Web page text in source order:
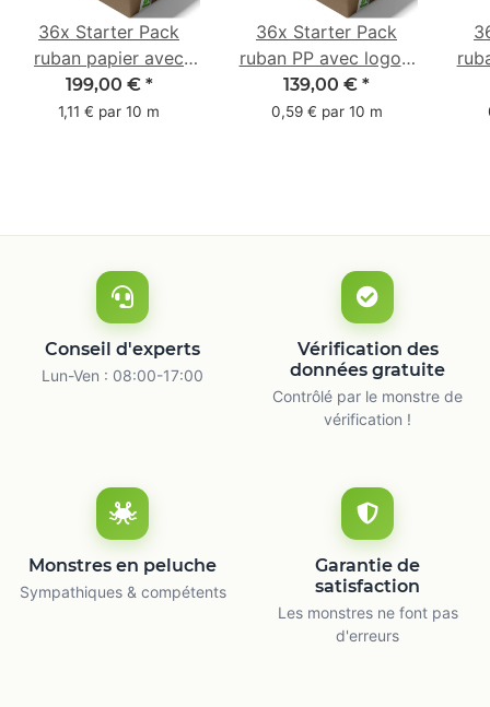
36x Starter Pack
ruban papier avec
logo - 1 couleur - 50
mm x 50 m -
199,00 € *
1,11 € par 10 m
36x Starter Pack
ruban PP avec logo -
1 couleur - 48 mm x
66 m
139,00 € *
0,59 € par 10 m
Conseil d'experts
Lun-Ven : 08:00-17:00
Vérification des
données gratuite
Contrôlé par le monstre de
vérification !
Monstres en peluche
Sympathiques & compétents
Garantie de
satisfaction
Les monstres ne font pas
d'erreurs